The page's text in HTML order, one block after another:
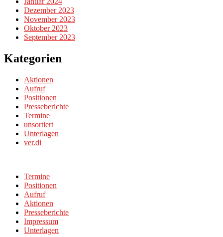
Dezember 2023
November 2023
Oktober 2023
September 2023
Kategorien
Aktionen
Aufruf
Positionen
Presseberichte
Termine
unsortiert
Unterlagen
ver.di
Termine
Positionen
Aufruf
Aktionen
Presseberichte
Impressum
Unterlagen